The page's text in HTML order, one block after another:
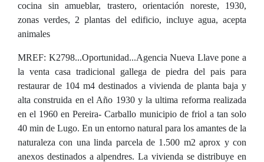
cocina sin amueblar, trastero, orientación noreste, 1930,
zonas verdes, 2 plantas del edificio, incluye agua, acepta
animales
MREF: K2798...Oportunidad...Agencia Nueva Llave pone a
la venta casa tradicional gallega de piedra del pais para
restaurar de 104 m4 destinados a vivienda de planta baja y
alta construida en el Año 1930 y la ultima reforma realizada
en el 1960 en Pereira- Carballo municipio de friol a tan solo
40 min de Lugo. En un entorno natural para los amantes de la
naturaleza con una linda parcela de 1.500 m2 aprox y con
anexos destinados a alpendres. La vivienda se distribuye en